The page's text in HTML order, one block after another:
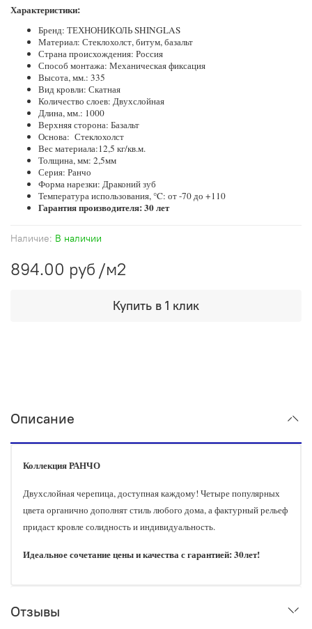
Наличие: В наличии
894.00 руб /м2
Купить в 1 клик
Характеристики:
Бренд: ТЕХНОНИКОЛЬ SHINGLAS
Материал: Стеклохолст, битум, базальт
Страна происхождения: Россия
Способ монтажа: Механическая фиксация
Высота, мм.: 335
Вид кровли: Скатная
Количество слоев: Двухслойная
Длина, мм.: 1000
Верхняя сторона: Базальт
Основа: Стеклохолст
Вес материала:12,5 кг/кв.м.
Толщина, мм: 2,5мм
Серия: Ранчо
Форма нарезки: Драконий зуб
Температура использования, °C: от -70 до +110
Гарантия производителя: 30 лет
Описание
Коллекция РАНЧО
Двухслойная черепица, доступная каждому! Четыре популярных
цвета органично дополнят стиль любого дома, а фактурный рельеф
придаст кровле солидность и индивидуальность.
Идеальное сочетание цены и качества с гарантией: 30лет!
Отзывы